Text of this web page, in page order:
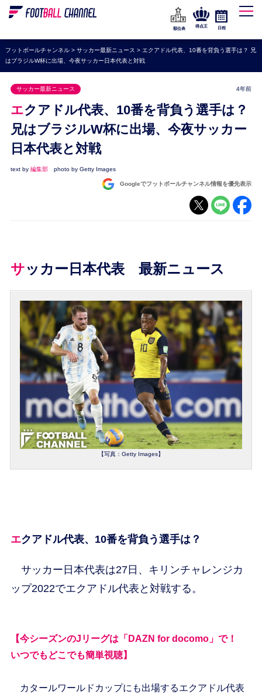
WEリーグ
海外サッカー
プレミアリーグ
ラ・リーガ
セリエA
ブンデスリーガ
UEFA
ナショナルチーム
順位表
得点王 日程
フットボールチャンネル> サッカー最新ニュース > エクアドル代表、10番を背負う選手は？ 兄
はブラジルW杯に出場、今夜サッカー日本代表と対戦
サッカー最新ニュース 4年前
エクアドル代表、10番を背負う選手は？
兄はブラジルW杯に出場、今夜サッカー
日本代表と対戦
text by 編集部 photo by Getty Images
Googleでフットボールチャンネル情報を優先表示
サッカー日本代表 最新ニュース
【写真：Getty Images】
エクアドル代表、10番を背負う選手は？
サッカー日本代表は27日、キリンチャレンジカ
ップ2022でエクアドル代表と対戦する。
【今シーズンのJリーグは「DAZN for docomo」で！
いつでもどこでも簡単視聴】
カタールワールドカップにも出場するエクアドル代表